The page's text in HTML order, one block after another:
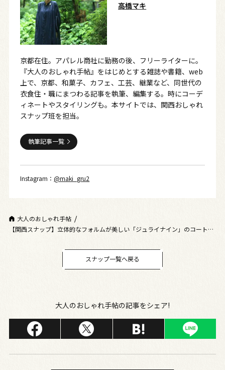
高橋マキ
京都在住。アパレル商社に勤務の後、フリーライターに。
『大人のおしゃれ手帖』をはじめとする雑誌や書籍、web
上で、京都、和菓子、カフェ、工芸、継業など、同世代の
衣食住・職にまつわる記事を執筆、編集する。時にコーデ
ィネートやスタイリングも。本サイトでは、関西おしゃれ
スナップ班を担当。
執筆記事一覧
Instagram：@maki_gru2
大人のおしゃれ手帖
【関西スナップ】立体的なフォルムが美しい「ジュライナイン」のコートが
スナップ一覧へ戻る
大人のおしゃれ手帖の記事をシェア!